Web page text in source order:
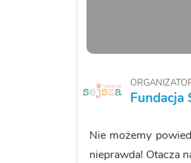
Fundacja
Nie możemy
nieprawda! Otacza